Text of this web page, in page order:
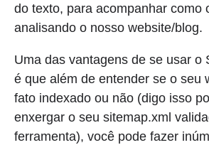
do texto, para acompanhar como
analisando o nosso website/blog.
Uma das vantagens de se usar o
é que além de entender se o seu
fato indexado ou não (digo isso
enxergar o seu sitemap.xml
ferramenta), você pode fazer